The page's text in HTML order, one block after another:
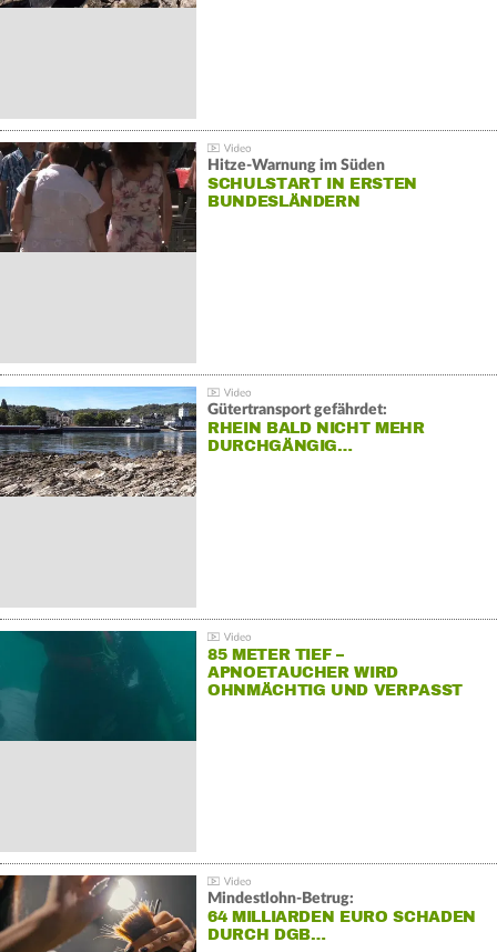
Hitze-Warnung im Süden
SCHULSTART IN ERSTEN
BUNDESLÄNDERN
Gütertransport gefährdet:
RHEIN BALD NICHT MEHR
DURCHGÄNGIG…
85 METER TIEF –
APNOETAUCHER WIRD
OHNMÄCHTIG UND VERPASST
Mindestlohn-Betrug:
64 MILLIARDEN EURO SCHADEN
DURCH DGB…